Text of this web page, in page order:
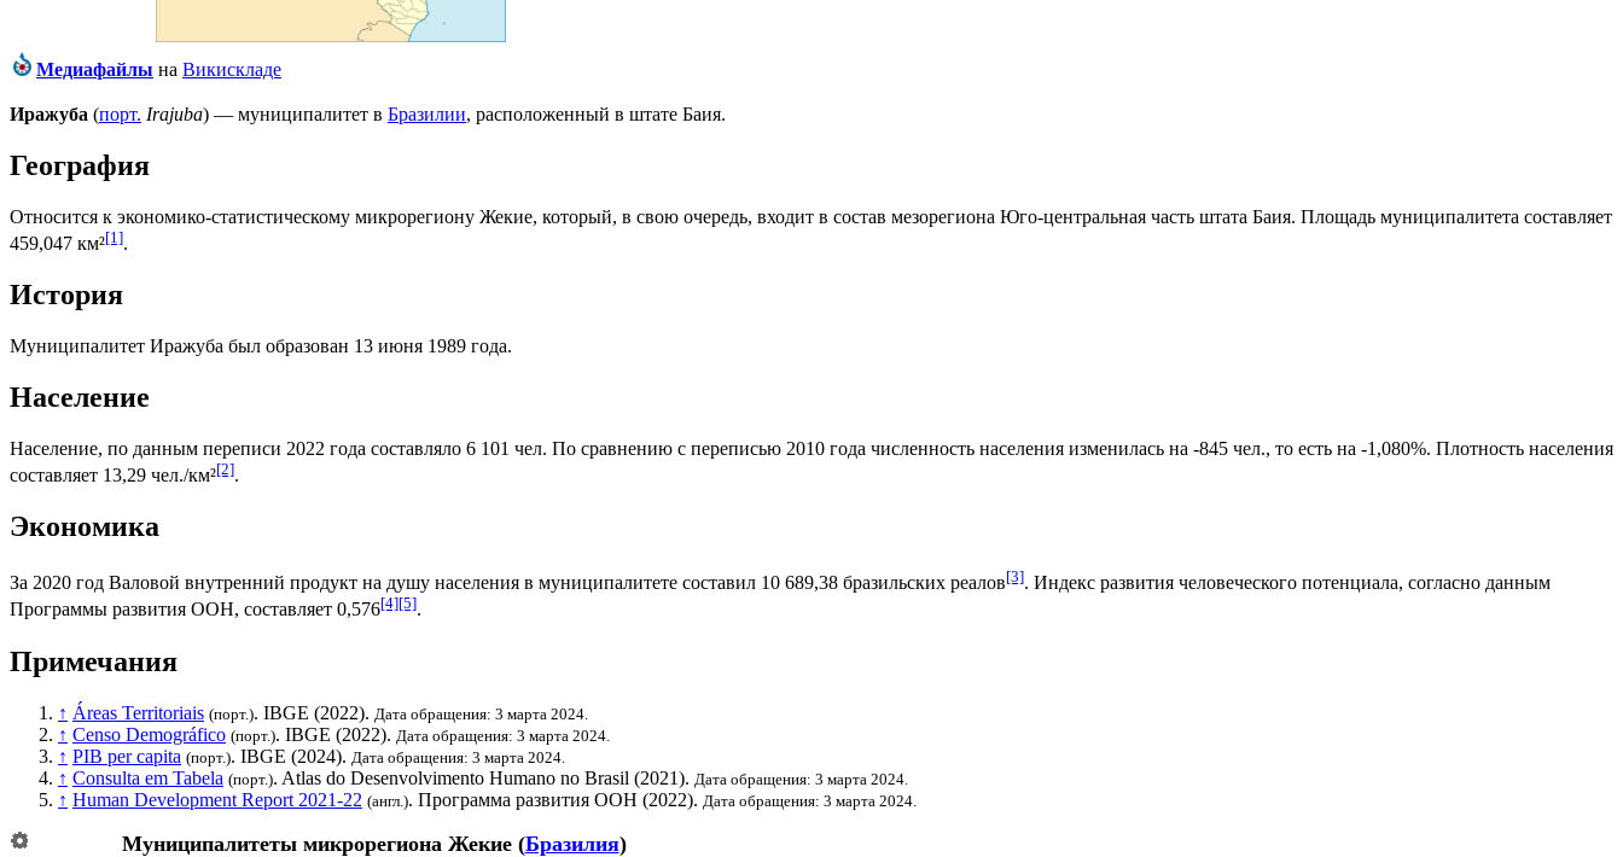
Медиафайлы на Викискладе
Иражуба (порт. Irajuba) — муниципалитет в Бразилии, расположенный в штате Баия.
География
Относится к экономико-статистическому микрорегиону Жекие, который, в свою очередь, входит в состав мезорегиона Юго-центральная часть штата Баия. Площадь муниципалитета составляет
459,047 км²[1].
История
Муниципалитет Иражуба был образован 13 июня 1989 года.
Население
Население, по данным переписи 2022 года составляло 6 101 чел. По сравнению с переписью 2010 года численность населения изменилась на -845 чел., то есть на -1,080%. Плотность населения
составляет 13,29 чел./км²[2].
Экономика
За 2020 год Валовой внутренний продукт на душу населения в муниципалитете составил 10 689,38 бразильских реалов[3]. Индекс развития человеческого потенциала, согласно данным
Программы развития ООН, составляет 0,576[4][5].
Примечания
↑ Áreas Territoriais (порт.). IBGE (2022). Дата обращения: 3 марта 2024.
↑ Censo Demográfico (порт.). IBGE (2022). Дата обращения: 3 марта 2024.
↑ PIB per capita (порт.). IBGE (2024). Дата обращения: 3 марта 2024.
↑ Consulta em Tabela (порт.). Atlas do Desenvolvimento Humano no Brasil (2021). Дата обращения: 3 марта 2024.
↑ Human Development Report 2021-22 (англ.). Программа развития ООН (2022). Дата обращения: 3 марта 2024.
Муниципалитеты микрорегиона Жекие(Бразилия)